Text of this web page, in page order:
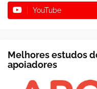
YouTube
Melhores estudos
apoiadores